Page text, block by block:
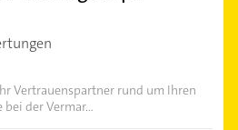
Vertrauenspartner rund um Ihren
der Vermar...